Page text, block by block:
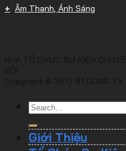
Âm Thanh, Ánh Sáng
Giới Thiệu